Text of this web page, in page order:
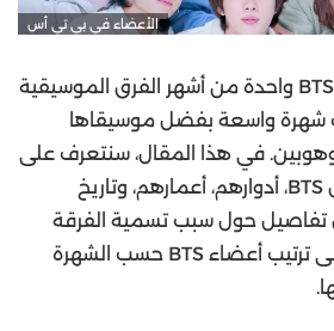
الأعضاء في بي تي أس
تعتبر فرقة بي تي أس BTS واحدة من أشهر الفرق الموسيقية
شهرة واسعة بفضل موسيقاها
في هذا المقال، سنتعرف على
الأعضاء في بي تي أس BTS، أدوارهم، أعمارهم، وتاريخ
تفاصيل حول سبب تسمية الفرقة
بهذا الاسم، بالإضافة إلى ترتيب أعضاء BTS حسب الشهرة